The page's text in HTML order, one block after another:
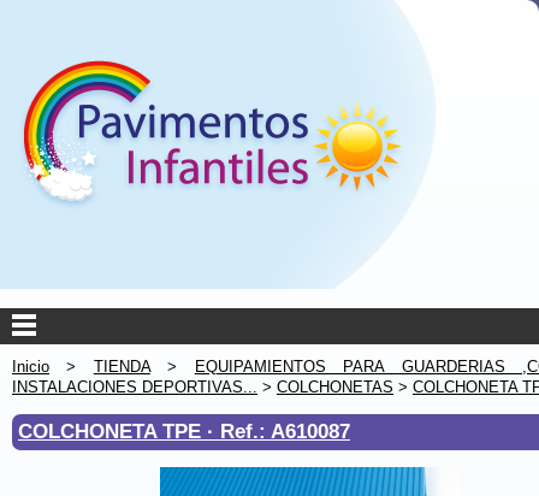
Inicio > TIENDA>
EQUIPAMIENTOS PARA GUARDERIAS
INSTALACIONES DEPORTIVAS... > COLCHONETAS > COLCHONETA
COLCHONETA TPE · Ref.: A610087